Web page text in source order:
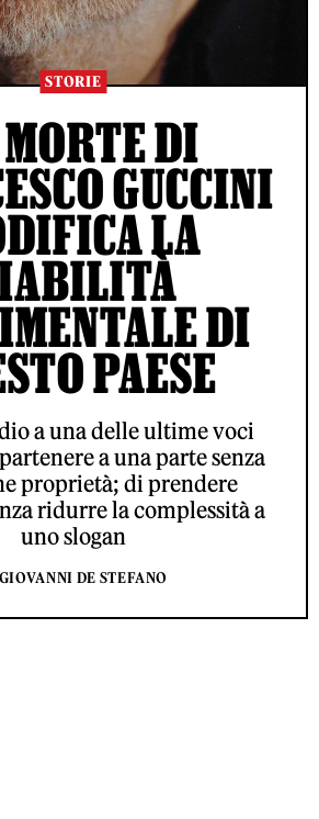
STORIE
DI
GUCCINI
LA
DI
PAESE
a una delle ultime voci
a una parte senza
proprietà; di prendere
ridurre la complessità a
uno slogan
DE STEFANO